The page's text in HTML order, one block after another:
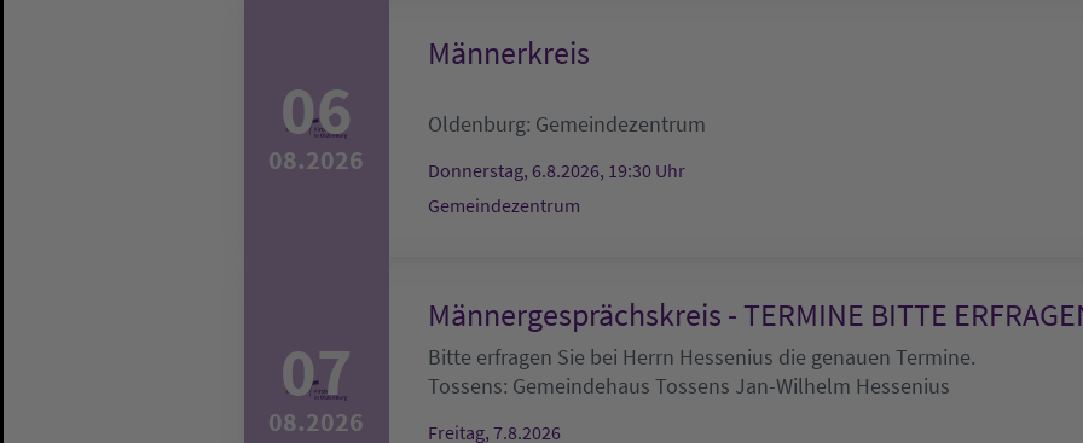
06
08.2026
Männerkreis
Oldenburg: Gemeindezentrum
Donnerstag, 6.8.2026, 19:30 Uhr
Gemeindezentrum
07
08.2026
Männergesprächskreis - TERMINE BITTE
Bitte erfragen Sie bei Herrn Hessenius die genauen Termine.
Tossens: Gemeindehaus Tossens Jan-Wilhelm Hessenius
Freitag, 7.8.2026